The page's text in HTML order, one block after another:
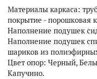
Материалы каркаса:
покрытие - порошковая
Наполнение подушек
Наполнение подушек
шариков из
Цвет опор: Черный,
Капучино.